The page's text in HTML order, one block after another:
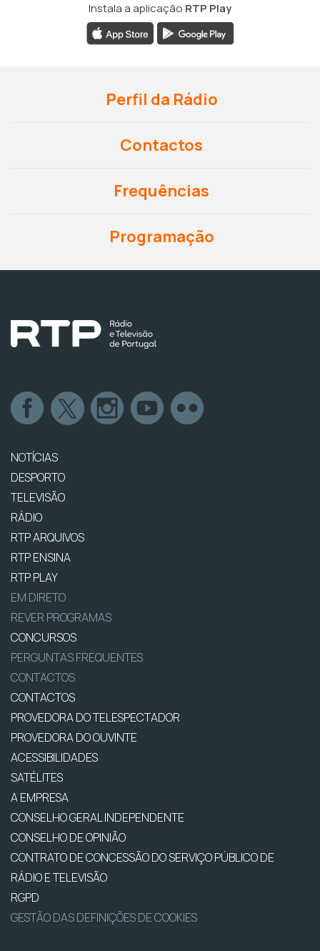
Instala a aplicação RTP Play
Perfil da Rádio
Contactos
Frequências
Programação
NOTÍCIAS
DESPORTO
TELEVISÃO
RÁDIO
RTP ARQUIVOS
RTP ENSINA
RTP PLAY
EM DIRETO
REVER PROGRAMAS
CONCURSOS
PERGUNTAS FREQUENTES
CONTACTOS
CONTACTOS
PROVEDORA DO TELESPECTADOR
PROVEDORA DO OUVINTE
ACESSIBILIDADES
SATÉLITES
A EMPRESA
CONSELHO GERAL INDEPENDENTE
CONSELHO DE OPINIÃO
CONTRATO DE CONCESSÃO DO SERVIÇO PÚBLICO DE
RÁDIO E TELEVISÃO
RGPD
GESTÃO DAS DEFINIÇÕES DE COOKIES